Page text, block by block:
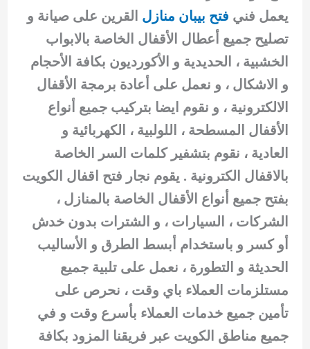
يعمل فني فتح بيبان منازل القرين على صيانة و
تصليح جميع أعطال الأقفال الخاصة بالابواب
الخشبية ، الحديدية و الأكورديون بكافة الأحجام
و الاشكال ، و نعمل على أعادة برمجة الأقفال
الالكترونية ، و نقوم ايضا بتركيب جميع أنواع
الأقفال المسطحة ، اللولبية ، الكهربائية و
العادية ، نقوم بتشفير كلمات السر الخاصة
بالاقفال الكترونية . يقوم نجار فتح اقفال الكويت
بفتح جميع أنواع الأقفال الخاصة بالمنازل ،
الشركات ، السيارات ، و الشترات بدون خدش
أو كسر و باستخدام أبسط الطرق و الأساليب
الحديثة و التطورة ، نعمل على تلبية جميع
مستلزمات العملاء باي وقت ، نحرص على
تأمين جميع خدمات العملاء بأسرع وقت و في
جميع مناطق الكويت عبر فريقنا المزود بكافة